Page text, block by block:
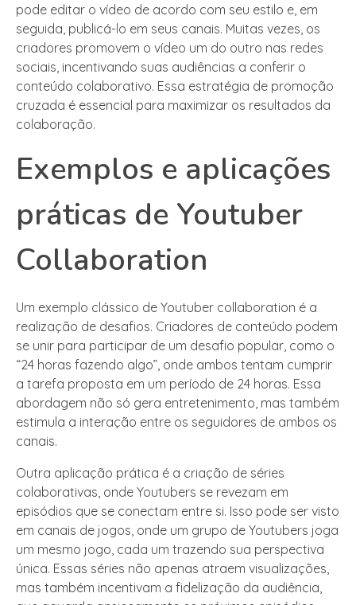
pode editar o vídeo de acordo com seu estilo e, em
seguida, publicá-lo em seus canais. Muitas vezes, os
criadores promovem o vídeo um do outro nas redes
sociais, incentivando suas audiências a conferir o
conteúdo colaborativo. Essa estratégia de promoção
cruzada é essencial para maximizar os resultados da
colaboração.
Exemplos e aplicações
práticas de Youtuber
Collaboration
Um exemplo clássico de Youtuber collaboration é a
realização de desafios. Criadores de conteúdo podem
se unir para participar de um desafio popular, como o
“24 horas fazendo algo”, onde ambos tentam cumprir
a tarefa proposta em um período de 24 horas. Essa
abordagem não só gera entretenimento, mas também
estimula a interação entre os seguidores de ambos os
canais.
Outra aplicação prática é a criação de séries
colaborativas, onde Youtubers se revezam em
episódios que se conectam entre si. Isso pode ser visto
em canais de jogos, onde um grupo de Youtubers joga
um mesmo jogo, cada um trazendo sua perspectiva
única. Essas séries não apenas atraem visualizações,
mas também incentivam a fidelização da audiência,